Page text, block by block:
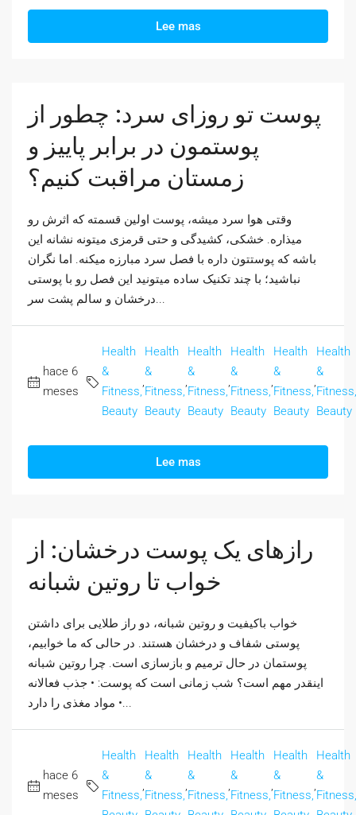
Lee mas
پوست تو روزای سرد: چطور از
پوستمون در برابر پاییز و
زمستان مراقبت کنیم؟
وقتی هوا سرد میشه، پوست اولین قسمته که اثرش رو
میذاره. خشکی، کشیدگی و حتی قرمزی میتونه نشانه این
باشه که پوستتون داره با فصل سرد مبارزه میکنه. اما نگران
نباشید؛ با چند تکنیک ساده میتونید این فصل رو با پوستی
درخشان و سالم پشت سر...
hace 6
meses
Health
&
Fitness,
Beauty
Health
&
Fitness,
Beauty
Health
&
Fitness,
Beauty
Health
&
Fitness,
Beauty
Health
&
Fitness,
Beauty
Health
&
Fitness,
Beauty
Lee mas
رازهای یک پوست درخشان: از
خواب تا روتین شبانه
خواب باکیفیت و روتین شبانه، دو راز طلایی برای داشتن
پوستی شفاف و درخشان هستند. در حالی که ما خوابیم،
پوستمان در حال ترمیم و بازسازی است. چرا روتین شبانه
اینقدر مهم است؟ شب زمانی است که پوست: • جذب فعالانه
مواد مغذی را دارد •...
hace 6
meses
Health
&
Fitness,
Health
&
Fitness,
Health
&
Fitness,
Health
&
Fitness,
Health
&
Fitness,
Health
&
Fitness,